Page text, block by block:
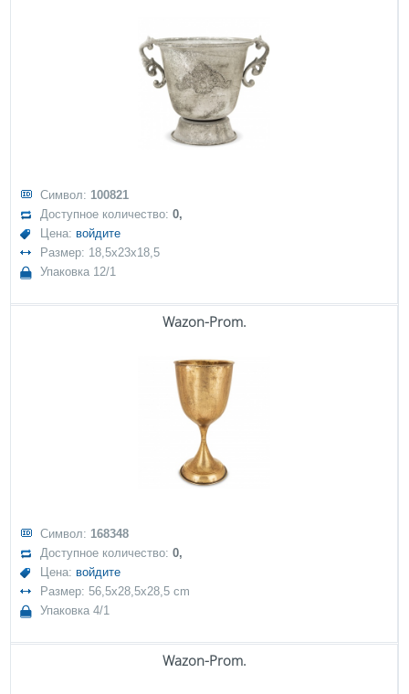
Символ: 100821
Доступное количество:0,
Цена: войдите
Размер: 18,5x23x18,5
Упаковка 12/1
Wazon-Prom.
Символ: 168348
Доступное количество:0,
Цена: войдите
Размер: 56,5x28,5x28,5 cm
Упаковка 4/1
Wazon-Prom.